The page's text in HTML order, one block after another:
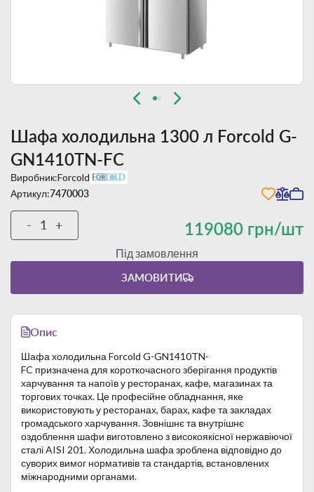
Шафа холодильна 1300 л Forcold G-
GN1410TN-FC
Виробник:Forcold
Артикул:7470003
119080 грн/шт
- +
Під замовлення
ЗАМОВИТИ
Опис
Шафа холодильна Forcold G-GN1410TN-
FC призначена для короткочасного зберігання продуктів
харчування та напоїв у ресторанах, кафе, магазинах та
торгових точках. Це професійне обладнання, яке
використовують у ресторанах, барах, кафе та закладах
громадського харчування. Зовнішнє та внутрішнє
оздоблення шафи виготовлено з високоякісної нержавіючої
сталі AISI 201. Холодильна шафа зроблена відповідно до
суворих вимог нормативів та стандартів, встановлених
міжнародними органами.